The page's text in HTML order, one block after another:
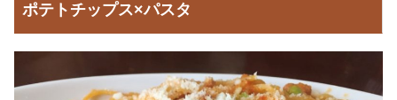
ポテトチップス×パスタ